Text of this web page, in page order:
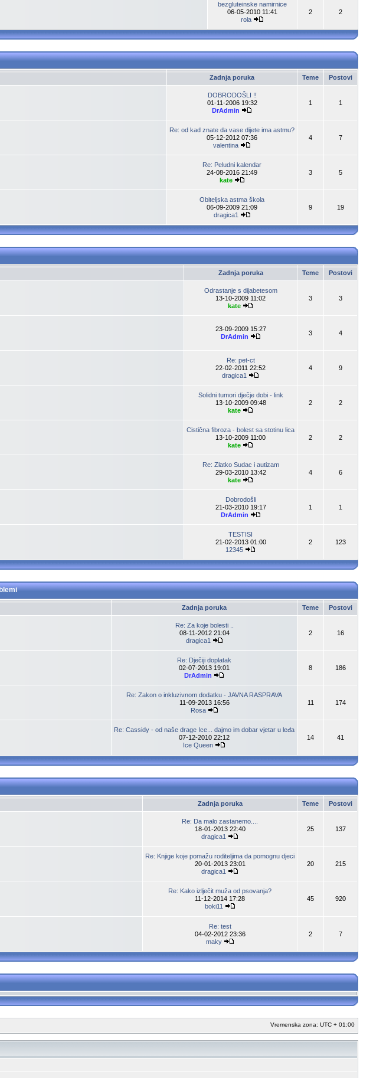
bezgluteinske namirnice
06-05-2010 11:41
rola
2 2
Zadnja poruka Teme Postovi
DOBRODOŠLI !!
01-11-2006 19:32
DrAdmin
1 1
Re: od kad znate da vase dijete ima astmu?
05-12-2012 07:36
valentina
4 7
Re: Peludni kalendar
24-08-2016 21:49
kate
3 5
Obiteljska astma škola
06-09-2009 21:09
dragica1
9 19
Zadnja poruka Teme Postovi
Odrastanje s dijabetesom
13-10-2009 11:02
kate
3 3
23-09-2009 15:27
DrAdmin
3 4
Re: pet-ct
22-02-2011 22:52
dragica1
4 9
Solidni tumori dječje dobi - link
13-10-2009 09:48
kate
2 2
Cistična fibroza - bolest sa stotinu lica
13-10-2009 11:00
kate
2 2
Re: Zlatko Sudac i autizam
29-03-2010 13:42
kate
4 6
Dobrodošli
21-03-2010 19:17
DrAdmin
1 1
TESTISI
21-02-2013 01:00
12345
2 123
Zadnja poruka Teme Postovi
Re: Za koje bolesti ..
08-11-2012 21:04
dragica1
2 16
Re: Dječiji doplatak
02-07-2013 19:01
DrAdmin
8 186
Re: Zakon o inkluzivnom dodatku - JAVNA RASPRAVA
11-09-2013 16:56
Rosa
11 174
Re: Cassidy - od naše drage Ice... dajmo im dobar vjetar u leđa
07-12-2010 22:12
Ice Queen
14 41
Zadnja poruka Teme Postovi
Re: Da malo zastanemo....
18-01-2013 22:40
dragica1
25 137
Re: Knjige koje pomažu roditeljima da pomognu djeci
20-01-2013 23:01
dragica1
20 215
Re: Kako izlječit muža od psovanja?
11-12-2014 17:28
boki11
45 920
Re: test
04-02-2012 23:36
maky
2 7
Vremenska zona: UTC + 01:00